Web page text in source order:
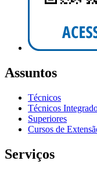
Assuntos
Técnicos
Técnicos
Superiores
Cursos de
Serviços